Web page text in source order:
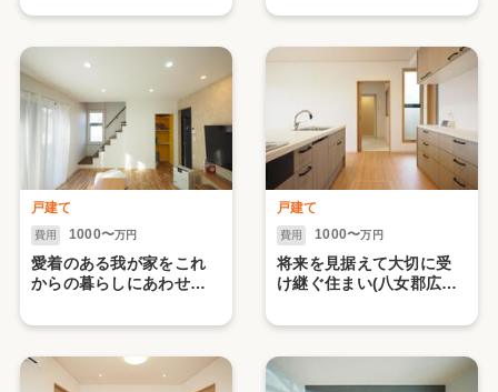
編】（久留米市・H様邸）
米市・H様邸）
戸建て
費用 1000〜万円
愛着のある我が家をこれ
からの暮らしにあわせて
留米市・H様邸）
戸建て
費用 1000〜万円
将来を見据えて大切に受
け継ぐ住まい(八女郡広川
編】